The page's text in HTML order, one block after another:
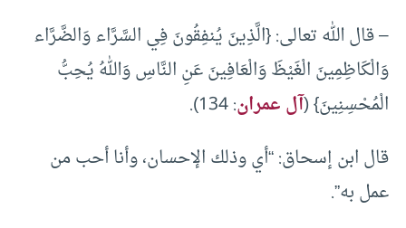
– قال الله تعالى: {الَّذِينَ يُنفِقُونَ فِي السَّرَّاء وَالضَّرَّاء
وَالْكَاظِمِينَ الْغَيْظَ وَالْعَافِينَ عَنِ النَّاسِ وَاللهُ يُحِبُّ
الْمُحْسِنِينَ} (آل عمران: 134).
قال ابن إسحاق: “أي وذلك الإحسان، وأنا أحب من
عمل به”.